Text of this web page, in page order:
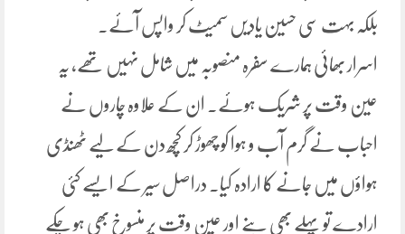
بلکہ بہت سی حسین یادیں سمیٹ کر واپس آئے.
اسرار بھائی ہمارے سفرہ منصوبہ میں شامل نہیں تھے، یہ
عین وقت پر شریک ہوئے۔ ان کے علاوہ چاروں نے
احباب نے گرم آب و ہوا کو چھوڑ کر کچھ دن کے لیے ٹھنڈی
ہواؤں میں جانے کا ارادہ کیا۔ دراصل سیر کے ایسے کئی
ارادے تو پہلے بھی بنے اور عین وقت پر منسوخ بھی ہو چکے